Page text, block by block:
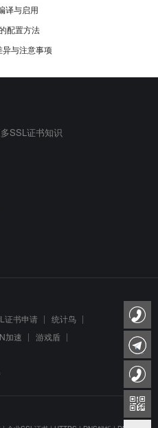
译与启用
配置方法
与注意事项
SSL证书知识
证书申请
统计鸟
加速
游戏盾